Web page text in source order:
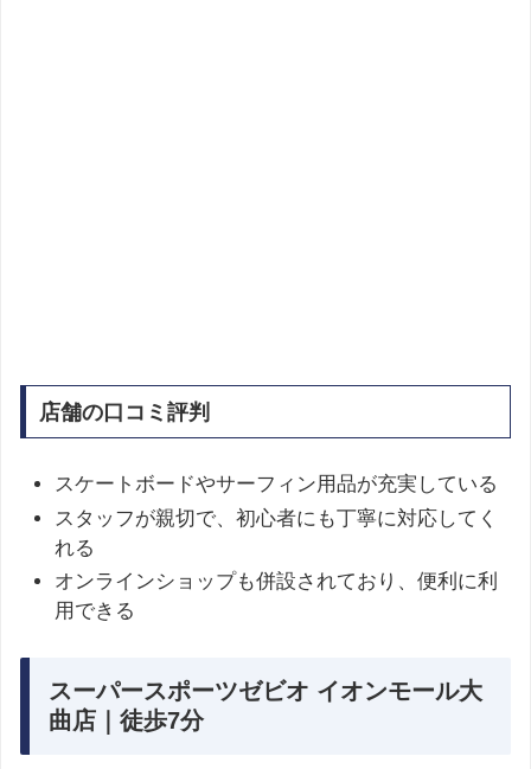
店舗の口コミ評判
スケートボードやサーフィン用品が充実している​
スタッフが親切で、初心者にも丁寧に対応してく
れる​
オンラインショップも併設されており、便利に利
用できる
スーパースポーツゼビオ イオンモール大
曲店｜徒歩7分